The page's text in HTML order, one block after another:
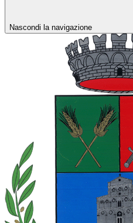
Nascondi la navigazione